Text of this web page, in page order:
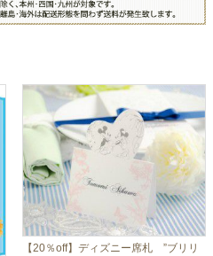
【20％off】ディズニー席札 ”ブリリ